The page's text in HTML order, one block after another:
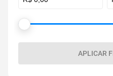
APLICAR